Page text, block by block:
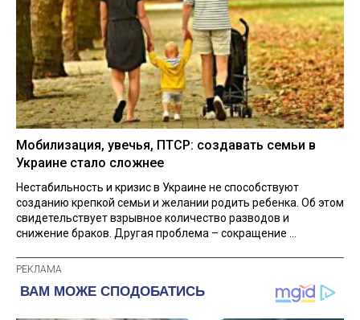
Мобилизация, увечья, ПТСР: создавать семьи в
Украине стало сложнее
Нестабильность и кризис в Украине не способствуют
созданию крепкой семьи и желании родить ребенка. Об этом
свидетельствует взрывное количество разводов и
снижение браков. Другая проблема – сокращение ...